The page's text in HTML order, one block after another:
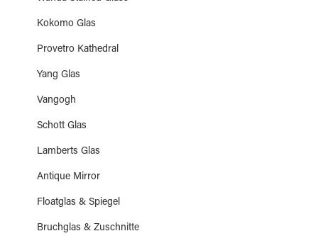
Kokomo Glas
Provetro Kathedral
Yang Glas
Vangogh
Schott Glas
Lamberts Glas
Antique Mirror
Floatglas & Spiegel
Bruchglas & Zuschnitte